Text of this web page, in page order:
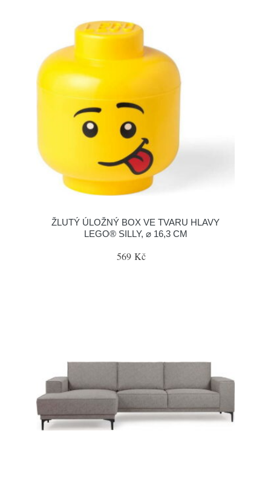
ŽLUTÝ ÚLOŽNÝ BOX VE TVARU HLAVY
LEGO® SILLY, ⌀ 16,3 CM
569 Kč